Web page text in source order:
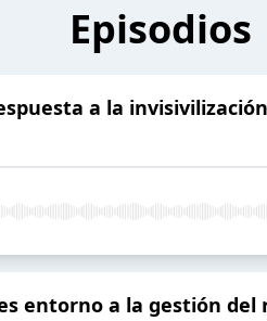
Episodios
a la
entorno a la gestión del